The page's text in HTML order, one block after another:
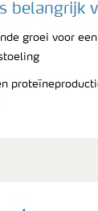
belangrijk
groei voor